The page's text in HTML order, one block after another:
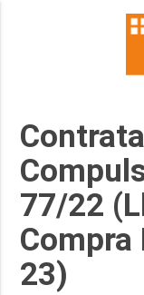
77/22
Compra
23)